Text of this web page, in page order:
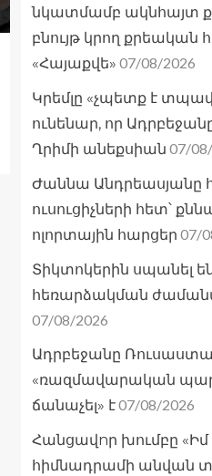
նկատմամբ ակնհայտ
բնույթ կրող քրեական
«Հայաքվե» 07/08/2026
Կրեմլը «չպետք է
ունենար, որ
Ղրիմի անեքսիան 07/
Ժաննա Անդրեասյանը
ուսուցիչների հետ՝
ոլորտային հարցեր 07/
Տիկտոկերին սպանել
հեռարձակման
07/08/2026
Ադրբեջանը
«ռազմավարական
ճանաչել» է07/08/2026
Հանցավnր խումբը «Իմ
հիմնադրամի անվան